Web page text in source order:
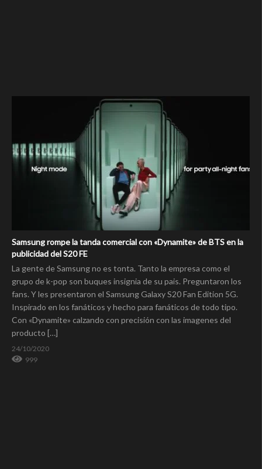
Samsung rompe la tanda comercial con «Dynamite» de BTS en la
publicidad del S20 FE
La gente de Samsung no es tonta. Tanto la empresa como el
grupo de k-pop son buques insignia de su pais. Preguntaron los
fans. Y les presentaron el Samsung Galaxy S20 Fan Edition 5G.
Inspirado en los fanáticos y hecho para fanáticos de todo tipo.
Con «Dynamite» calzando con precisión con las imagenes del
producto […]
24/10/2020
999